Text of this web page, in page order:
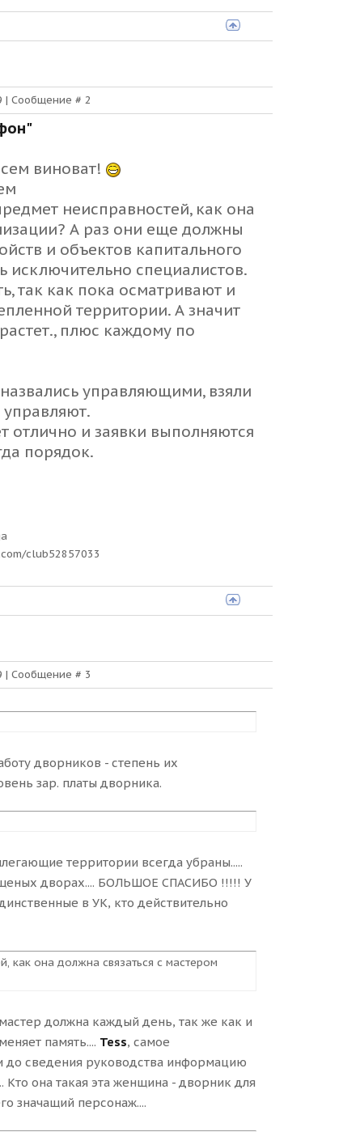
| Сообщение # 2
виноват!
неисправностей, как она
А раз они еще должны
и объектов капитального
исключительно специалистов.
так как пока осматривают и
территории. А значит
плюс каждому по
управляющими, взяли
управляют.
отлично и заявки выполняются
порядок.
club52857033
| Сообщение # 3
дворников - степень их
зар. платы дворника.
территории всегда убраны.....
дворах.... БОЛЬШОЕ СПАСИБО !!!!! У
в УК, кто действительно
как она должна связаться с мастером
должна каждый день, так же как и
память.... Tess, самое
до сведения руководства информацию
она такая эта женщина - дворник для
значащий персонаж....